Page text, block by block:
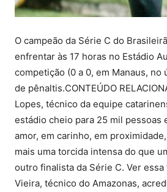
O campeão da Série C do
enfrentar às 17 horas no Estádio
competição (0 a 0, em Manaus,
de pênaltis.CONTEÚDO
Lopes, técnico da equipe
estádio cheio para 25 mil pessoas
amor, em carinho, em
mais uma torcida intensa do que
outro finalista da Série C. Ver
Vieira, técnico do Amazonas,